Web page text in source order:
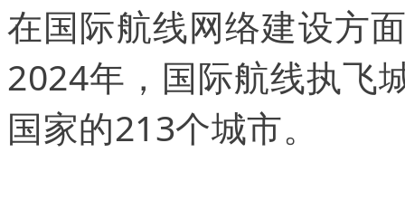
在国际航线网络建设方
2024年，国际航线执飞
国家的213个城市。